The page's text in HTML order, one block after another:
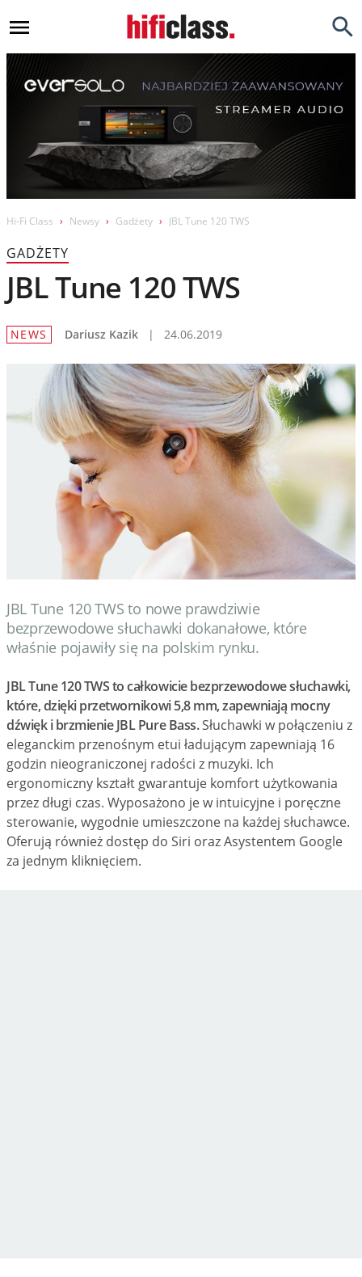
Newsy
Testy
Opinie
Okazje
Gadżety
Porady
Wydarzenia
Prezentacje
Wywiady
Muzyka
Filmy
Hi-Fi Class Newsy Gadżety JBL Tune 120 TWS
GADŻETY
JBL Tune 120 TWS
NEWS Dariusz Kazik | 24.06.2019
JBL Tune 120 TWS to nowe prawdziwie
bezprzewodowe słuchawki dokanałowe, które
właśnie pojawiły się na polskim rynku.
JBL Tune 120 TWS to całkowicie bezprzewodowe słuchawki,
które, dzięki przetwornikowi 5,8 mm, zapewniają mocny
dźwięk i brzmienie JBL Pure Bass.Słuchawki w połączeniu z
eleganckim przenośnym etui ładującym zapewniają 16
godzin nieograniczonej radości z muzyki. Ich
ergonomiczny kształt gwarantuje komfort użytkowania
przez długi czas. Wyposażono je w intuicyjne i poręczne
sterowanie, wygodnie umieszczone na każdej słuchawce.
Oferują również dostęp do Siri oraz Asystentem Google
za jednym kliknięciem.